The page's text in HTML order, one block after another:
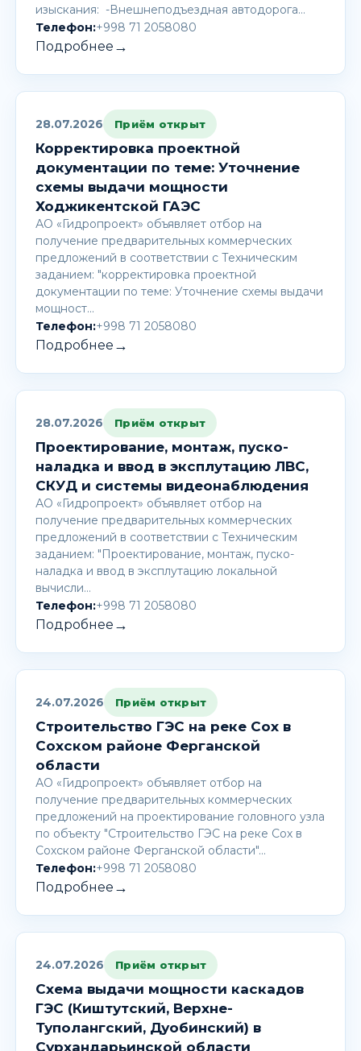
изыскания: -Внешнеподъездная автодорога…
Телефон:+998 71 2058080
Подробнее →
28.07.2026 Приём открыт
Корректировка проектной
документации по теме: Уточнение
схемы выдачи мощности
Ходжикентской ГАЭС
АО «Гидропроект» объявляет отбор на
получение предварительных коммерческих
предложений в соответствии с Техническим
заданием: "корректировка проектной
документации по теме: Уточнение схемы выдачи
мощност…
Телефон:+998 71 2058080
Подробнее →
28.07.2026 Приём открыт
Проектирование, монтаж, пуско-
наладка и ввод в эксплутацию ЛВС,
СКУД и системы видеонаблюдения
АО «Гидропроект» объявляет отбор на
получение предварительных коммерческих
предложений в соответствии с Техническим
заданием: "Проектирование, монтаж, пуско-
наладка и ввод в эксплутацию локальной
вычисли…
Телефон:+998 71 2058080
Подробнее →
24.07.2026 Приём открыт
Строительство ГЭС на реке Сох в
Сохском районе Ферганской
области
АО «Гидропроект» объявляет отбор на
получение предварительных коммерческих
предложений на проектирование головного узла
по объекту "Строительство ГЭС на реке Сох в
Сохском районе Ферганской области"…
Телефон:+998 71 2058080
Подробнее →
24.07.2026 Приём открыт
Схема выдачи мощности каскадов
ГЭС (Киштутский, Верхне-
Туполангский, Дуобинский) в
Сурхандарьинской области